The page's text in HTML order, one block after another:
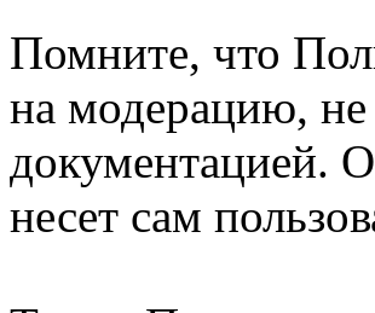
Помните, что
на модерацию,
документацией.
несет сам